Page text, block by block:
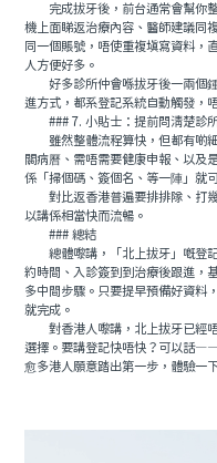
完成拔牙後，前台通常會幫你整
機上面睇返治療內容、醫師建議同
同一個賬號，唔使重複填寫資料，
人方便好多。
好多診所仲會喺拔牙後一兩個鍾
進方式，都系登記系統自動觸發，
### 7. 小貼士：提前問清楚診
雖然整體流程算快，但都有啲細
關病曆、需唔需要健康申報、以及
係「掃個碼、簽個名、等一陣」就
對比返香港普遍要排排隊、打幾
以講係相當快而流暢。
### 總結
總體嚟講，「北上拔牙」嘅登記
約時間、入診簽到到治療後跟進，
多中間步驟。只要提早預備好資料
就完成。
對香港人嚟講，北上拔牙已經唔
選擇。要講登記快唔快？可以話
愈多港人願意踏出第一步，體驗一